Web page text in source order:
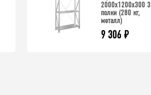
2000x1200x300 3
полки (280 кг,
металл)
9 306 ₽